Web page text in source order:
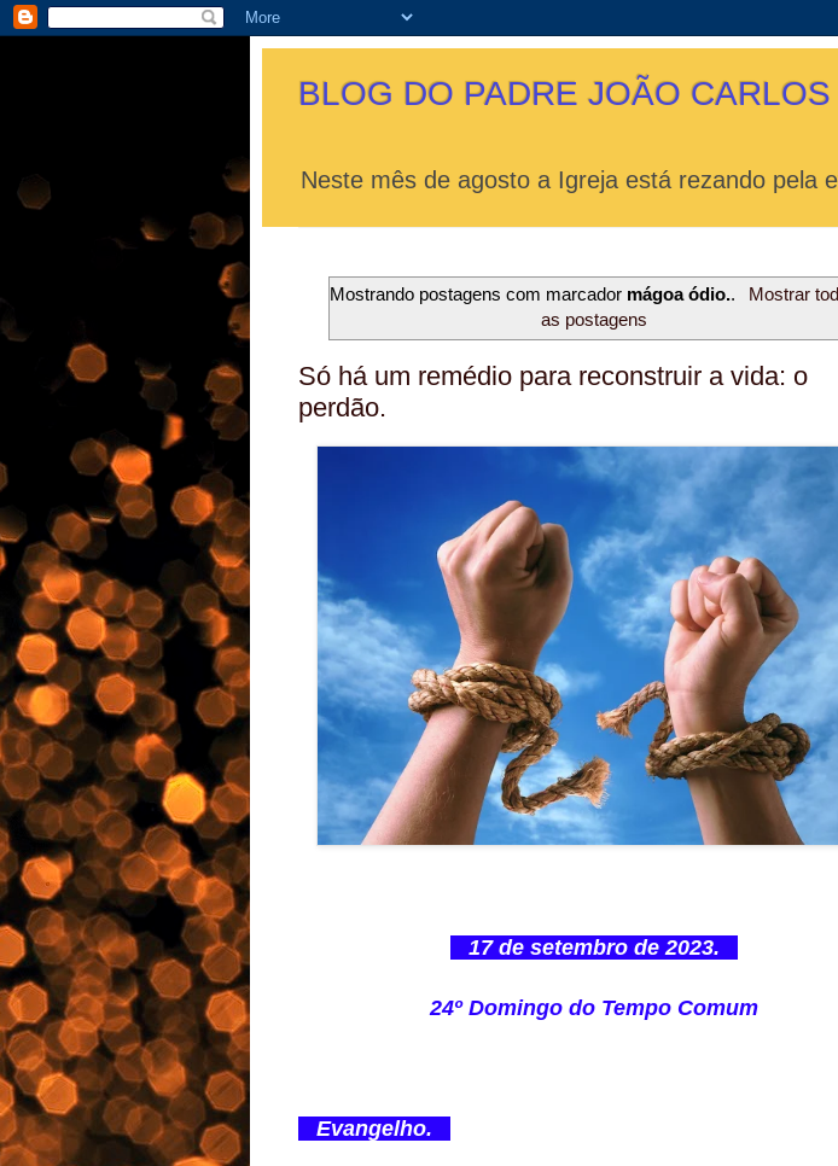
BLOG DO PADRE JOÃO
Neste mês de agosto a Igreja está rezando pela
Mostrando postagens com marcador mágoa ódio..
Mostrar
as postagens
Só há um remédio para reconstruir a vida: o
perdão.
17 de setembro de 2023.
24º Domingo do Tempo Comum
Evangelho.